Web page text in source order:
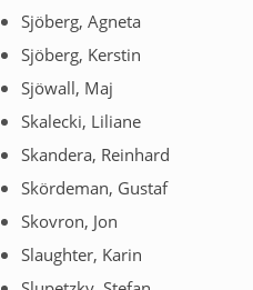
Sjöberg, Agneta
Sjöberg, Kerstin
Sjöwall, Maj
Skalecki, Liliane
Skandera, Reinhard
Skördeman, Gustaf
Skovron, Jon
Slaughter, Karin